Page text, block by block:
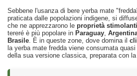
Sebbene l'usanza di bere yerba mate
praticata dalle popolazioni indigene, si
che ne apprezzarono le proprietà
tereré è più popolare in Paraguay,
Brasile. È in queste zone, dove domina il
la yerba mate fredda viene consumata
della sua versione classica, preparata con la